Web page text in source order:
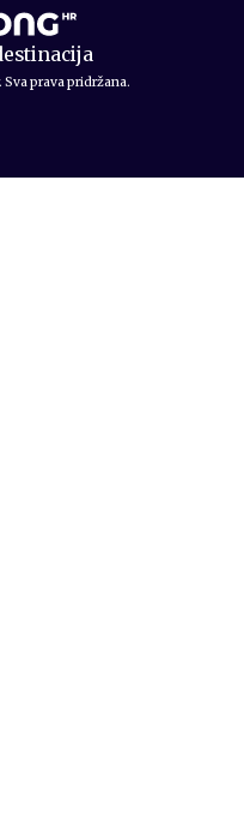
prava pridržana.